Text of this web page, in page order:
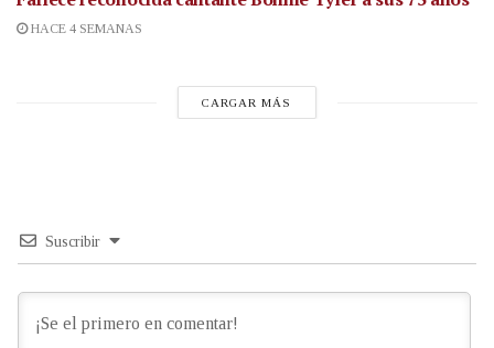
HACE 4 SEMANAS
CARGAR MÁS
Suscribir